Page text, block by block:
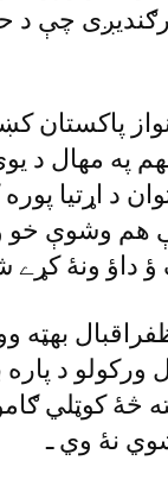
چې
پاکستان
په مهال د
د اړتيا پوره
هم وشوې خو
داؤ ونۀ کړے
بهټه
د
څۀ کوټلي